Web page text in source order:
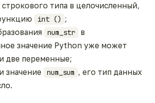
строкового типа в целочисленный,
int () ;
num_str
в
значение Python уже может
две переменные;
значение
num_sum
, его тип данных